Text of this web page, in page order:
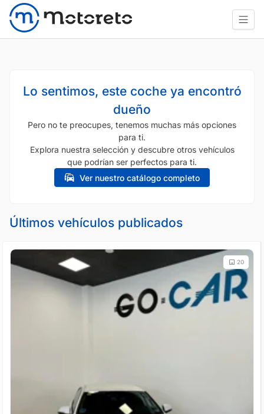
Lo sentimos, este coche ya encontró
dueño
Pero no te preocupes, tenemos muchas más opciones
para ti.
Explora nuestra selección y descubre otros vehículos
que podrían ser perfectos para ti.
Ver nuestro catálogo completo
Últimos vehículos publicados
20